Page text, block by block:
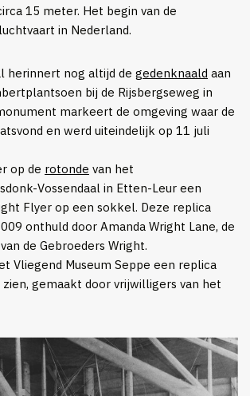
15 meter. Het begin van de
in Nederland.
herinnert nog altijd de gedenknaald aan
bij de Rijsbergseweg in
markeert de omgeving waar de
en werd uiteindelijk op 11 juli
op de rotonde van het
Vossendaal in Etten-Leur een
Flyer op een sokkel. Deze replica
onthuld door Amanda Wright Lane, de
de Gebroeders Wright.
Vliegend Museum Seppe een replica
gemaakt door vrijwilligers van het